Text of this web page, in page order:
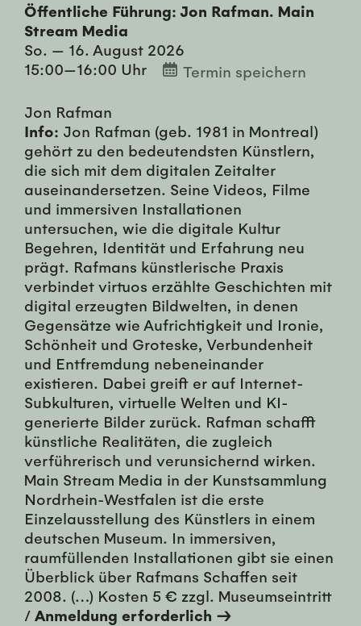
Öffentliche Führung: Jon Rafman. Main
Stream Media
So. — 16. August 2026
15:00—16:00 Uhr
Termin speichern
Jon Rafman
Info: Jon Rafman (geb. 1981 in Montreal)
gehört zu den bedeutendsten Künstlern,
die sich mit dem digitalen Zeitalter
auseinandersetzen. Seine Videos, Filme
und immersiven Installationen
untersuchen, wie die digitale Kultur
Begehren, Identität und Erfahrung neu
prägt. Rafmans künstlerische Praxis
verbindet virtuos erzählte Geschichten mit
digital erzeugten Bildwelten, in denen
Gegensätze wie Aufrichtigkeit und Ironie,
Schönheit und Groteske, Verbundenheit
und Entfremdung nebeneinander
existieren. Dabei greift er auf Internet-
Subkulturen, virtuelle Welten und KI-
generierte Bilder zurück. Rafman schafft
künstliche Realitäten, die zugleich
verführerisch und verunsichernd wirken.
Main Stream Media in der Kunstsammlung
Nordrhein-Westfalen ist die erste
Einzelausstellung des Künstlers in einem
deutschen Museum. In immersiven,
raumfüllenden Installationen gibt sie einen
Überblick über Rafmans Schaffen seit
2008. (…) Kosten 5 € zzgl. Museumseintritt
/ Anmeldung erforderlich →